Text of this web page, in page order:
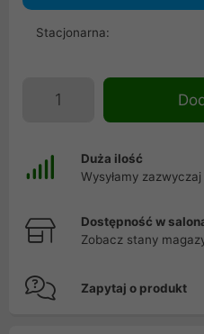
Stacjonarna:
Duża ilość
Wysyłamy
Dostępność w
Zobacz stany
Zapytaj o produkt